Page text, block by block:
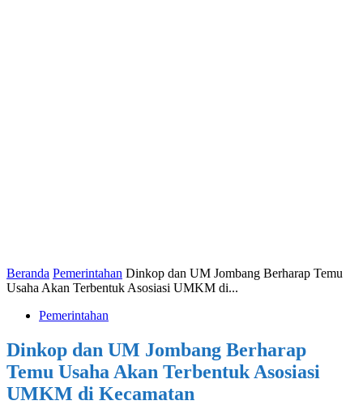
Beranda Pemerintahan Dinkop dan UM Jombang Berharap Temu
Usaha Akan Terbentuk Asosiasi UMKM di...
Pemerintahan
Dinkop dan UM Jombang Berharap
Temu Usaha Akan Terbentuk Asosiasi
UMKM di Kecamatan